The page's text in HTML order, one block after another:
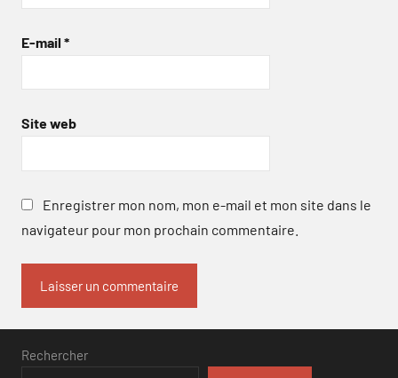
E-mail *
Site web
Enregistrer mon nom, mon e-mail et mon site dans le
navigateur pour mon prochain commentaire.
Rechercher